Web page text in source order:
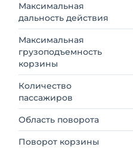
Максимальная
дальность действия
Максимальная
грузоподъемность
корзины
Количество
пассажиров
Область поворота
Поворот корзины